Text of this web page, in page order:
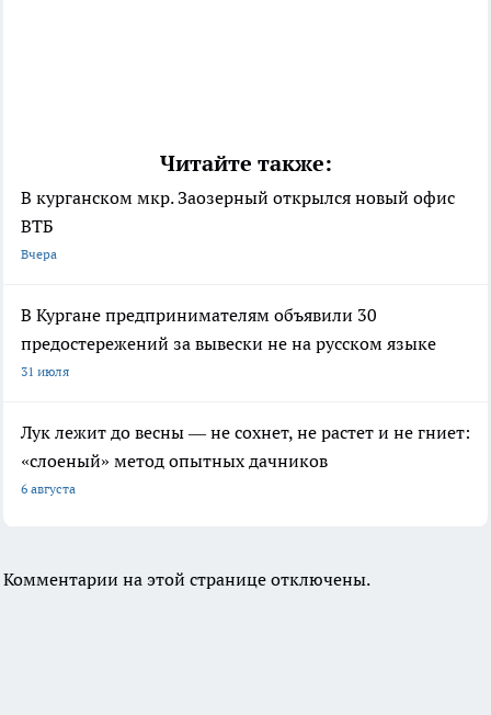
Читайте также:
В курганском мкр. Заозерный открылся новый офис
ВТБ
Вчера
В Кургане предпринимателям объявили 30
предостережений за вывески не на русском языке
31 июля
Лук лежит до весны — не сохнет, не растет и не гниет:
«слоеный» метод опытных дачников
6 августа
Комментарии на этой странице отключены.